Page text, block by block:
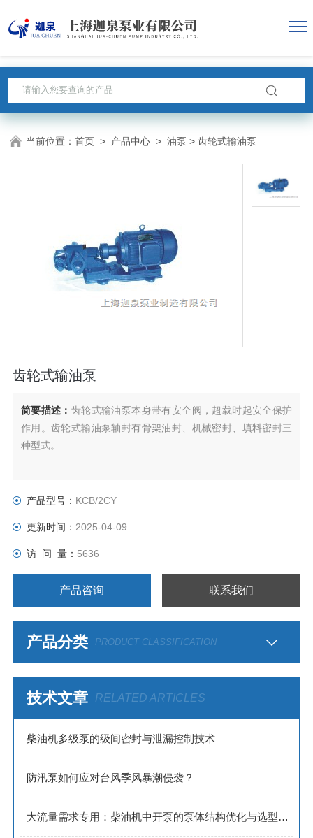
当前位置：首页 > 产品中心 >油泵 > 齿轮式输油泵
齿轮式输油泵
简要描述： 齿轮式输油泵本身带有安全阀，超载时起安全保护
作用。齿轮式输油泵轴封有骨架油封、机械密封、填料密封三
种型式。
产品型号： KCB/2CY
更新时间： 2025-04-09
访 问 量： 5636
产品咨询 联系我们
产品分类 PRODUCT CLASSIFICATION
技术文章 RELATED ARTICLES
​​柴油机多级泵的级间密封与泄漏控制技术​
防汛泵如何应对台风季风暴潮侵袭？
大流量需求专用：柴油机中开泵的泵体结构优化与选型策略